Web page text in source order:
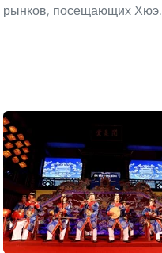
рынков, посещающих Хюэ.